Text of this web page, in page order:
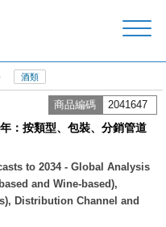
酒類
商品編碼 2041647
：按類型、包裝、分銷管道
to 2034 - Global Analysis
and Wine-based),
Distribution Channel and